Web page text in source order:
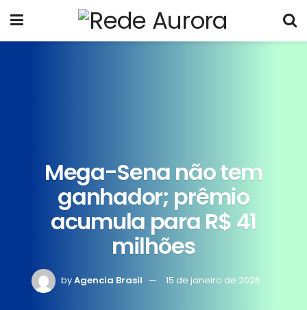
Mega-Sena não tem
ganhador; prêmio
acumula para R$ 41
milhões
byAgencia Brasil 15 de janeiro de 2026